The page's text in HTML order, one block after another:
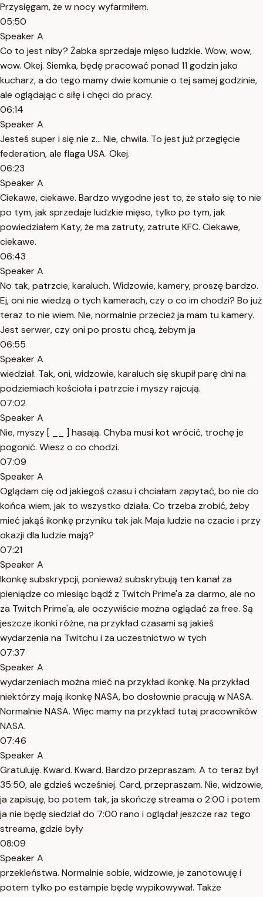
Przysięgam, że w nocy wyfarmiłem.
05:50
Speaker A
Co to jest niby? Żabka sprzedaje mięso ludzkie. Wow, wow,
wow. Okej. Siemka, będę pracować ponad 11 godzin jako
kucharz, a do tego mamy dwie komunie o tej samej godzinie,
ale oglądając c siłę i chęci do pracy.
06:14
Speaker A
Jesteś super i się nie z... Nie, chwila. To jest już przegięcie
federation, ale flaga USA. Okej.
06:23
Speaker A
Ciekawe, ciekawe. Bardzo wygodne jest to, że stało się to nie
po tym, jak sprzedaje ludzkie mięso, tylko po tym, jak
powiedziałem Katy, że ma zatruty, zatrute KFC. Ciekawe,
ciekawe.
06:43
Speaker A
No tak, patrzcie, karaluch. Widzowie, kamery, proszę bardzo.
Ej, oni nie wiedzą o tych kamerach, czy o co im chodzi? Bo już
teraz to nie wiem. Nie, normalnie przecież ja mam tu kamery.
Jest serwer, czy oni po prostu chcą, żebym ja
06:55
Speaker A
wiedział. Tak, oni, widzowie, karaluch się skupił parę dni na
podziemiach kościoła i patrzcie i myszy rajcują.
07:02
Speaker A
Nie, myszy [ __ ] hasają. Chyba musi kot wrócić, trochę je
pogonić. Wiesz o co chodzi.
07:09
Speaker A
Oglądam cię od jakiegoś czasu i chciałam zapytać, bo nie do
końca wiem, jak to wszystko działa. Co trzeba zrobić, żeby
mieć jakąś ikonkę przyniku tak jak Maja ludzie na czacie i przy
okazji dla ludzie mają?
07:21
Speaker A
Ikonkę subskrypcji, ponieważ subskrybują ten kanał za
pieniądze co miesiąc bądź z Twitch Prime'a za darmo, ale no
za Twitch Prime'a, ale oczywiście można oglądać za free. Są
jeszcze ikonki różne, na przykład czasami są jakieś
wydarzenia na Twitchu i za uczestnictwo w tych
07:37
Speaker A
wydarzeniach można mieć na przykład ikonkę. Na przykład
niektórzy mają ikonkę NASA, bo dosłownie pracują w NASA.
Normalnie NASA. Więc mamy na przykład tutaj pracowników
NASA.
07:46
Speaker A
Gratuluję. Kward. Kward. Bardzo przepraszam. A to teraz był
35:50, ale gdzieś wcześniej. Card, przepraszam. Nie, widzowie,
ja zapisuję, bo potem tak, ja skończę streama o 2:00 i potem
ja nie będę siedział do 7:00 rano i oglądał jeszcze raz tego
streama, gdzie były
08:09
Speaker A
przekleństwa. Normalnie sobie, widzowie, je zanotowuję i
potem tylko po estampie będę wypikowywał. Także